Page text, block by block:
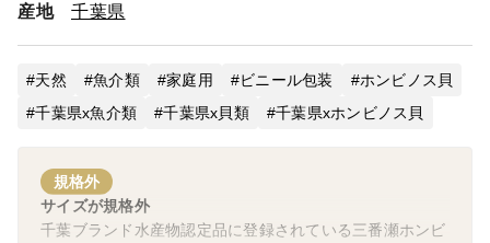
産地 千葉県
天然 魚介類 家庭用 ビニール包装
ホンビノス貝
千葉県x魚介類
千葉県x貝類 千葉県xホンビノス貝
規格外
サイズが規格外
千葉ブランド水産物認定品に登録されている三番瀬ホンビ